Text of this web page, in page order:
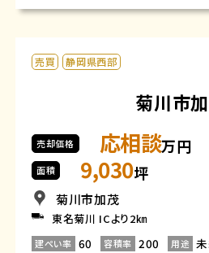
売買 静岡県西部
菊川市
売却価格 応相談万円
面積 9,030坪
菊川市加茂
東名菊川 ICより2㎞
建ぺい率 60 容積率 200 用途